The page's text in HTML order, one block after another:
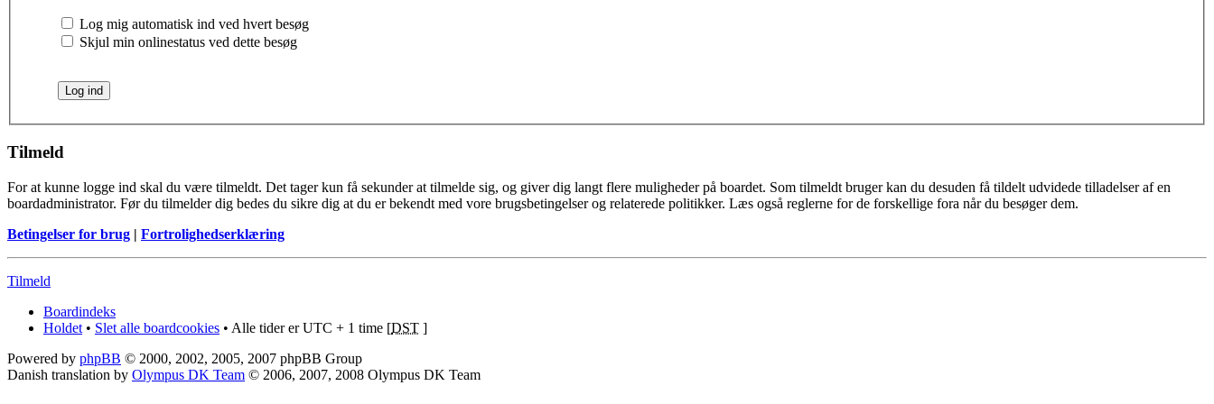
Log mig automatisk ind ved hvert besøg
Skjul min onlinestatus ved dette besøg
Tilmeld
For at kunne logge ind skal du være tilmeldt. Det tager kun få sekunder at tilmelde sig, og giver dig langt flere muligheder på boardet. Som tilmeldt bruger kan du desuden få tildelt udvidede tilladelser af en
boardadministrator. Før du tilmelder dig bedes du sikre dig at du er bekendt med vore brugsbetingelser og relaterede politikker. Læs også reglerne for de forskellige fora når du besøger dem.
Betingelser for brug | Fortrolighedserklæring
Tilmeld
Boardindeks
Holdet • Slet alle boardcookies • Alle tider er UTC + 1 time [DST ]
Powered by phpBB © 2000, 2002, 2005, 2007 phpBB Group
Danish translation by Olympus DK Team © 2006, 2007, 2008 Olympus DK Team